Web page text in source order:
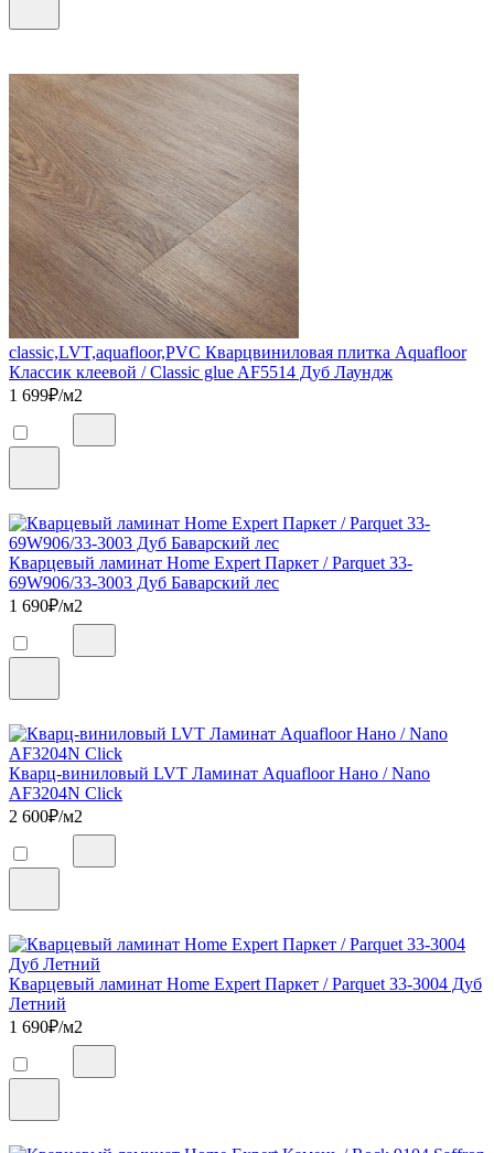
classic,LVT,aquafloor,PVC Кварцвиниловая плитка Aquafloor
Классик клеевой / Classic glue AF5514 Дуб Лаундж
1 699₽/м2
Кварцевый ламинат Home Expert Паркет / Parquet 33-
69W906/33-3003 Дуб Баварский лес
1 690₽/м2
Кварц-виниловый LVT Ламинат Aquafloor Нано / Nano
AF3204N Click
2 600₽/м2
Кварцевый ламинат Home Expert Паркет / Parquet 33-3004 Дуб
Летний
1 690₽/м2